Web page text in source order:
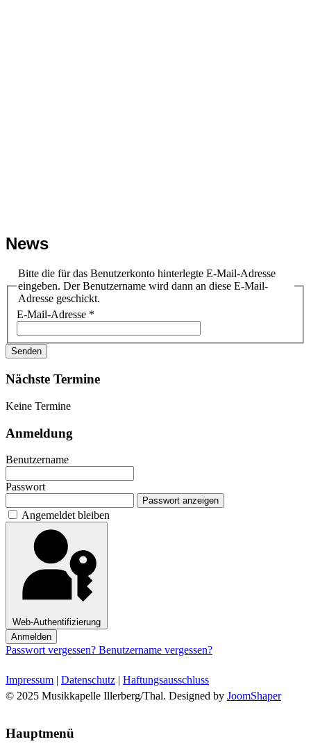
News
Bitte die für das Benutzerkonto hinterlegte E-Mail-Adresse
eingeben. Der Benutzername wird dann an diese E-Mail-
Adresse geschickt.
E-Mail-Adresse *
Senden
Nächste Termine
Keine Termine
Anmeldung
Benutzername
Passwort
Passwort anzeigen
Angemeldet bleiben
Web-Authentifizierung
Anmelden
Passwort vergessen? Benutzername vergessen?
Impressum | Datenschutz | Haftungsausschluss
© 2025 Musikkapelle Illerberg/Thal. Designed by JoomShaper
Hauptmenü